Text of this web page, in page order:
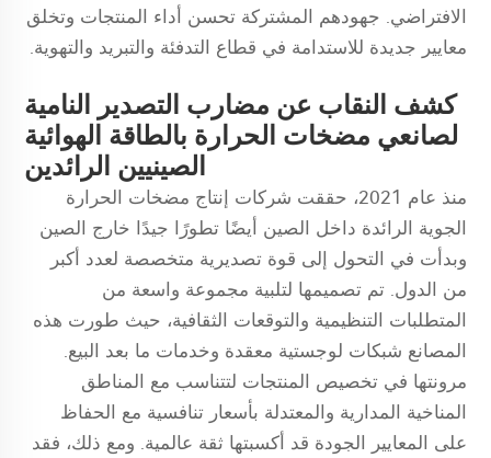
الافتراضي. جهودهم المشتركة تحسن أداء المنتجات وتخلق
معايير جديدة للاستدامة في قطاع التدفئة والتبريد والتهوية.
كشف النقاب عن مضارب التصدير النامية
لصانعي مضخات الحرارة بالطاقة الهوائية
الصينيين الرائدين
منذ عام 2021، حققت شركات إنتاج مضخات الحرارة
الجوية الرائدة داخل الصين أيضًا تطورًا جيدًا خارج الصين
وبدأت في التحول إلى قوة تصديرية متخصصة لعدد أكبر
من الدول. تم تصميمها لتلبية مجموعة واسعة من
المتطلبات التنظيمية والتوقعات الثقافية، حيث طورت هذه
المصانع شبكات لوجستية معقدة وخدمات ما بعد البيع.
مرونتها في تخصيص المنتجات لتتناسب مع المناطق
المناخية المدارية والمعتدلة بأسعار تنافسية مع الحفاظ
على المعايير الجودة قد أكسبتها ثقة عالمية. ومع ذلك، فقد